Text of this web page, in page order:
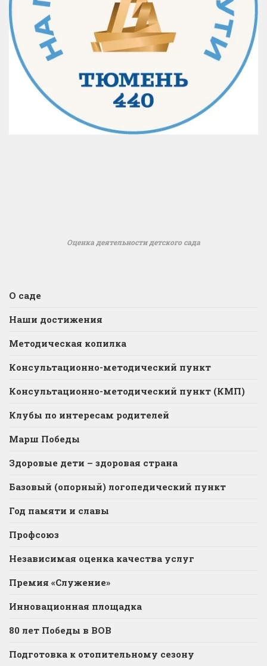
Оценка деятельности детского сада
О саде
Наши достижения
Методическая копилка
Консультационно-методический пункт
Консультационно-методический пункт (КМП)
Клубы по интересам родителей
Марш Победы
Здоровые дети – здоровая страна
Базовый (опорный) логопедический пункт
Год памяти и славы
Профсоюз
Независимая оценка качества услуг
Премия «Служение»
Инновационная площадка
80 лет Победы в ВОВ
Подготовка к отопительному сезону